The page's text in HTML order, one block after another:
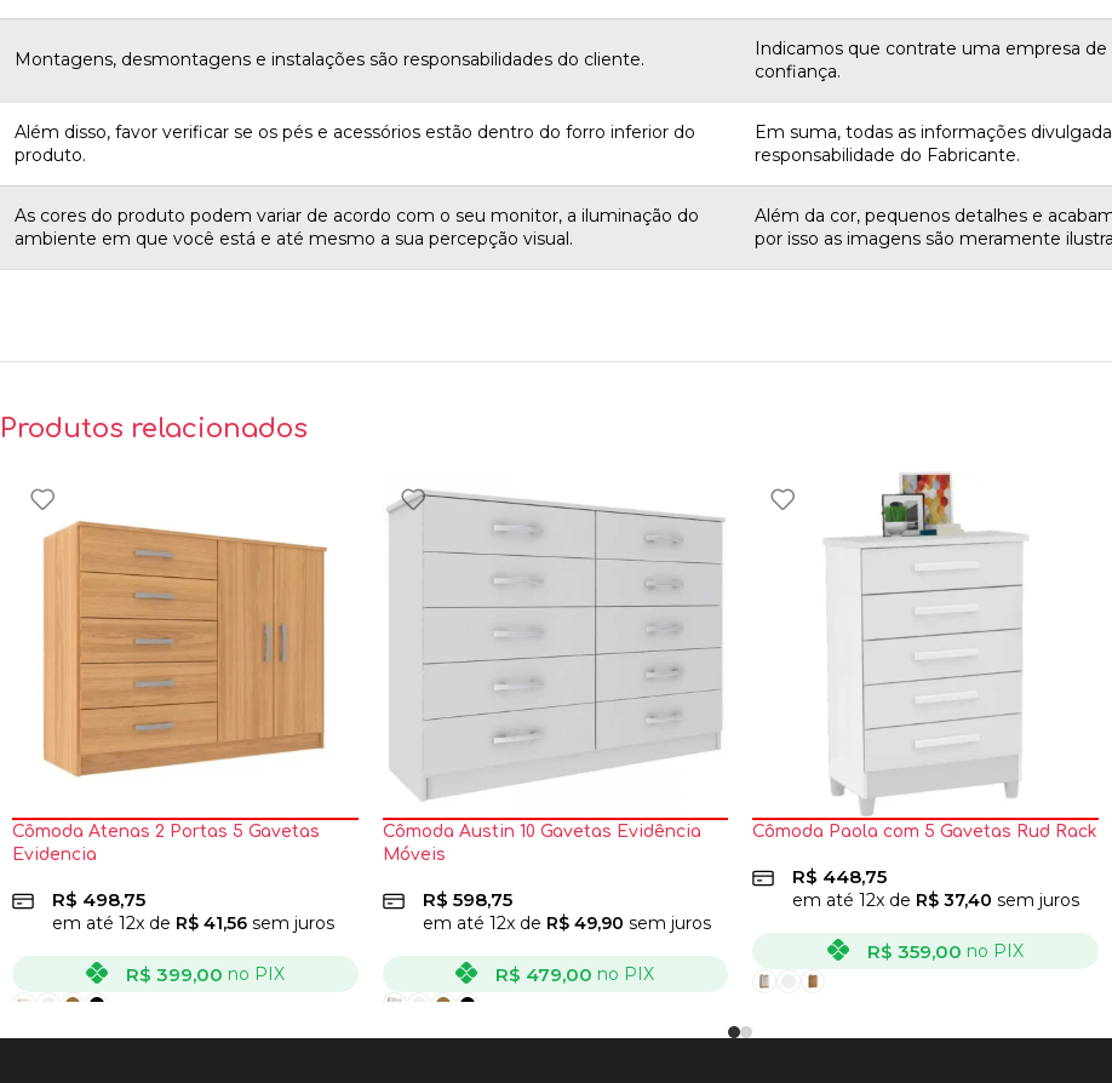
Montagens, desmontagens e instalações são responsabilidades do cliente.
Indicamos que contrate uma empresa
confiança.
Além disso, favor verificar se os pés e acessórios estão dentro do forro inferior do
produto.
Em suma, todas as informações
responsabilidade do Fabricante.
As cores do produto podem variar de acordo com o seu monitor, a iluminação do
ambiente em que você está e até mesmo a sua percepção visual.
Além da cor, pequenos detalhes e
por isso as imagens são meramente
Produtos relacionados
Cômoda Atenas 2 Portas 5 Gavetas
Evidencia
R$ 498,75
em até 12x de R$ 41,56 sem juros
R$ 399,00 no PIX
VER OPÇÕES
Cômoda Austin 10 Gavetas Evidência
Móveis
R$ 598,75
em até 12x de R$49,90 sem juros
R$ 479,00 no PIX
VER OPÇÕES
Cômoda Paola com 5 Gavetas Rud Rack
R$ 448,75
em até 12x de R$ 37,40 sem juros
R$ 359,00 no PIX